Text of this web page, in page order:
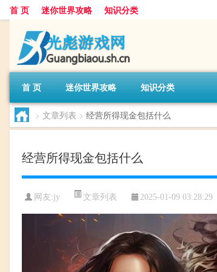
首 页 迷你世界攻略 知识分类
首 页 迷你世界攻略 知识分类
> 文章列表 > 经营所得现金包括什么
经营所得现金包括什么
网友:jy 文章列表 2025-01-09 03:28:29